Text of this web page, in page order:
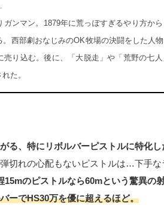
ンマン。1879年に荒っぽすぎるやり方か
西部劇おなじみのOK牧場の決闘をした人
売り込む。後に、「大脱走」や「荒野の七
た。
る、特にリボルバーピストルに特化
切れの心配もないピストルは…下手な
15mのピストルなら60mという驚異の
ーでHS30万を優に超えるほど。